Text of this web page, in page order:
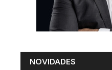
NOVIDADES